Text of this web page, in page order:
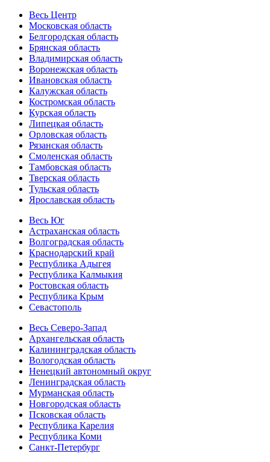
Весь Центр
Московская область
Белгородская область
Брянская область
Владимирская область
Воронежская область
Ивановская область
Калужская область
Костромская область
Курская область
Липецкая область
Орловская область
Рязанская область
Смоленская область
Тамбовская область
Тверская область
Тульская область
Ярославская область
Весь Юг
Астраханская область
Волгоградская область
Краснодарский край
Республика Адыгея
Республика Калмыкия
Ростовская область
Республика Крым
Севастополь
Весь Северо-Запад
Архангельская область
Калининградская область
Вологодская область
Ненецкий автономный округ
Ленинградская область
Мурманская область
Новгородская область
Псковская область
Республика Карелия
Республика Коми
Санкт-Петербург